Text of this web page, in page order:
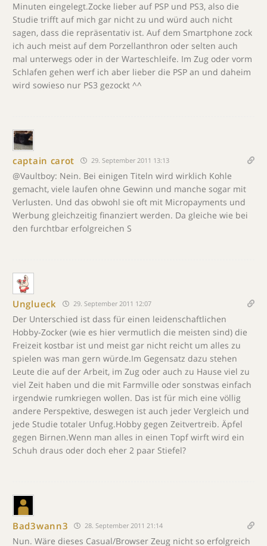
Minuten eingelegt.Zocke lieber auf PSP und PS3, also die
Studie trifft auf mich gar nicht zu und würd auch nicht
sagen, dass die repräsentativ ist. Auf dem Smartphone zock
ich auch meist auf dem Porzellanthron oder selten auch
mal unterwegs oder in der Warteschleife. Im Zug oder vorm
Schlafen gehen werf ich aber lieber die PSP an und daheim
wird sowieso nur PS3 gezockt ^^
captain carot 29. September 2011 13:13
@Vaultboy: Nein. Bei einigen Titeln wird wirklich Kohle
gemacht, viele laufen ohne Gewinn und manche sogar mit
Verlusten. Und das obwohl sie oft mit Micropayments und
Werbung gleichzeitig finanziert werden. Da gleiche wie bei
den furchtbar erfolgreichen S
Unglueck 29. September 2011 12:07
Der Unterschied ist dass für einen leidenschaftlichen
Hobby-Zocker (wie es hier vermutlich die meisten sind) die
Freizeit kostbar ist und meist gar nicht reicht um alles zu
spielen was man gern würde.Im Gegensatz dazu stehen
Leute die auf der Arbeit, im Zug oder auch zu Hause viel zu
viel Zeit haben und die mit Farmville oder sonstwas einfach
irgendwie rumkriegen wollen. Das ist für mich eine völlig
andere Perspektive, deswegen ist auch jeder Vergleich und
jede Studie totaler Unfug.Hobby gegen Zeitvertreib. Äpfel
gegen Birnen.Wenn man alles in einen Topf wirft wird ein
Schuh draus oder doch eher 2 paar Stiefel?
Bad3wann3 28. September 2011 21:14
Nun. Wäre dieses Casual/Browser Zeug nicht so erfolgreich